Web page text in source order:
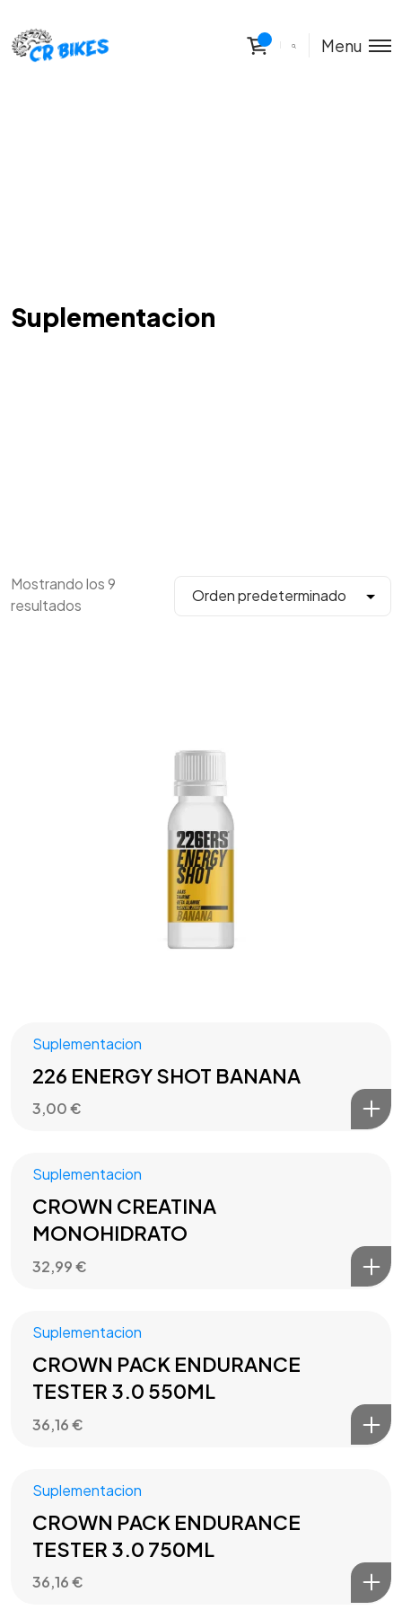
Menu
Suplementacion
Mostrando los 9
resultados
Suplementacion
226 ENERGY SHOT BANANA
3,00€
Suplementacion
CROWN CREATINA
MONOHIDRATO
32,99€
Suplementacion
CROWN PACK ENDURANCE
TESTER 3.0 550ML
36,16€
Suplementacion
CROWN PACK ENDURANCE
TESTER 3.0 750ML
36,16€